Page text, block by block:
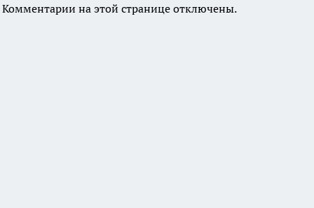
Комментарии на этой странице отключены.